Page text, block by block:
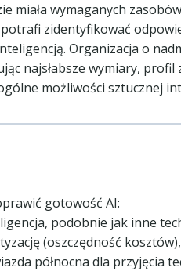
miała wymaganych
zidentyfikować
Organizacja o
najsłabsze wymiary, profil
możliwości sztucznej
gotowość AI:
podobnie jak inne
(oszczędność
północna dla przyjęcia